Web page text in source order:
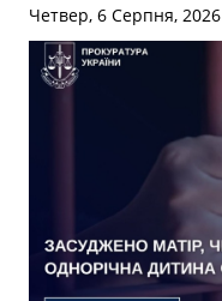
Четвер, 6 Серпня, 2026